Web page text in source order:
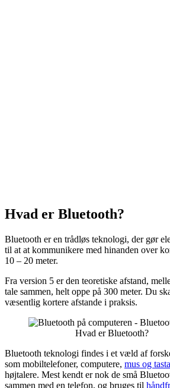
Hvad er Bluetooth?
Bluetooth er en trådløs teknologi, der gør
til at at kommunikere med hinanden over
10 – 20 meter.
Fra version 5 er den teoretiske afstand,
tale sammen, helt oppe på 300 meter. Du
væsentlig kortere afstande i praksis.
Hvad er Bluetooth?
Bluetooth teknologi findes i et væld af
som mobiltelefoner, computere, mus og
højtalere. Mest kendt er nok de små
sammen med en telefon, og bruges til